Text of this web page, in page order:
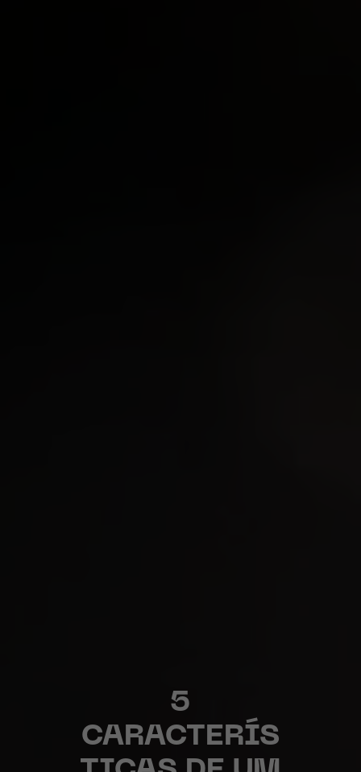
5
CARACTERÍS